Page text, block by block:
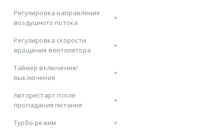
Регулировка направления
воздушного потока
+
Регулировка скорости
вращения вентилятора
+
Таймер включения/
выключения
+
Авторестарт после
пропадания питания
+
Турбо-режим
+